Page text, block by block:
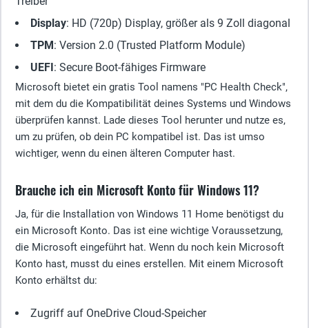
Display: HD (720p) Display, größer als 9 Zoll diagonal
TPM: Version 2.0 (Trusted Platform Module)
UEFI: Secure Boot-fähiges Firmware
Microsoft bietet ein gratis Tool namens "PC Health Check",
mit dem du die Kompatibilität deines Systems und Windows
überprüfen kannst. Lade dieses Tool herunter und nutze es,
um zu prüfen, ob dein PC kompatibel ist. Das ist umso
wichtiger, wenn du einen älteren Computer hast.
Brauche ich ein Microsoft Konto für Windows 11?
Ja, für die Installation von Windows 11 Home benötigst du
ein Microsoft Konto. Das ist eine wichtige Voraussetzung,
die Microsoft eingeführt hat. Wenn du noch kein Microsoft
Konto hast, musst du eines erstellen. Mit einem Microsoft
Konto erhältst du:
Zugriff auf OneDrive Cloud-Speicher